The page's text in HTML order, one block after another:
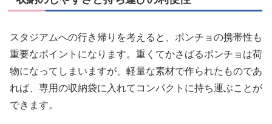
スタジアムへの行き帰りを考えると、ポンチョの携帯性も
重要なポイントになります。重くてかさばるポンチョは荷
物になってしまいますが、軽量な素材で作られたものであ
れば、専用の収納袋に入れてコンパクトに持ち運ぶことが
できます。